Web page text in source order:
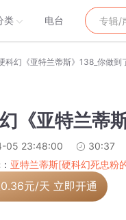
类 电台
科幻《亚特兰蒂斯》138_你做到
《亚特兰蒂
05 23:48:00 30:37
亚特兰蒂斯[硬科幻死忠粉
0.36元/天 立即开通